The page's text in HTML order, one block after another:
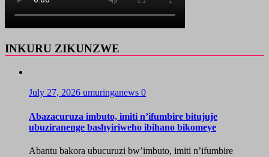
INKURU ZIKUNZWE
July 27, 2026 umuringanews 0
Abazacuruza imbuto, imiti n’ifumbire bitujuje
ubuziranenge bashyiriweho ibihano bikomeye
Abantu bakora ubucuruzi bw’imbuto, imiti n’ifumbire